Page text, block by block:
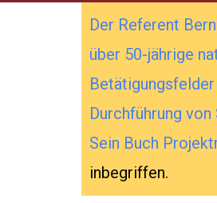
Der Referent
über 50-jährige
Durchführung
Sein Buch
inbegriffen.